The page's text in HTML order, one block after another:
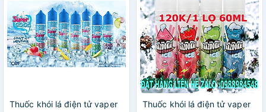
Thuốc khói lá điện tử vaper Thuốc khói lá điện tử vaper